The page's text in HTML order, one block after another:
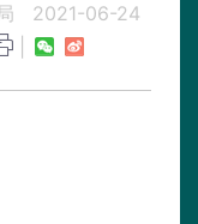
2021-06-24